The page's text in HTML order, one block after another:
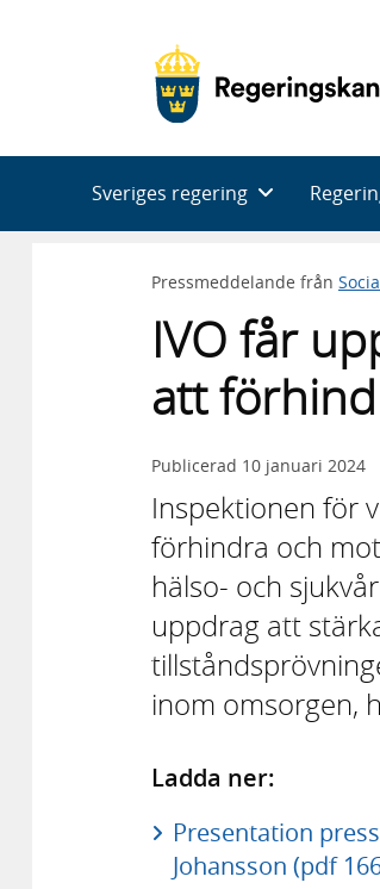
Sveriges regering
Pressmeddelande från
IVO får
att
Publicerad 10 januari 2024
Inspektionen för
förhindra och
hälso- och
uppdrag att
inom omsorgen,
Ladda ner:
Presentation
Johansson (pdf